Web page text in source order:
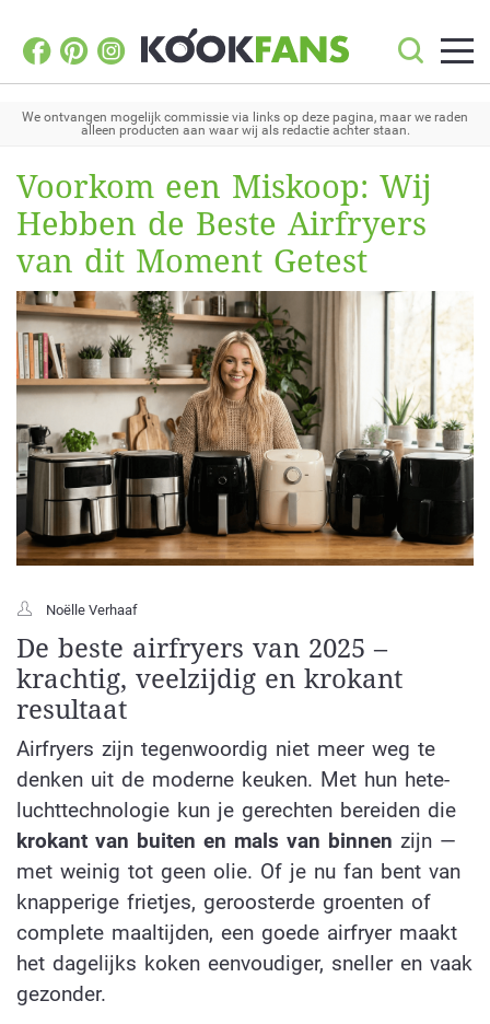
We ontvangen mogelijk commissie via links op deze pagina, maar we raden
alleen producten aan waar wij als redactie achter staan.
Voorkom een Miskoop: Wij
Hebben de Beste Airfryers
van dit Moment Getest
Noëlle Verhaaf
De beste airfryers van 2025 –
krachtig, veelzijdig en krokant
resultaat
Airfryers zijn tegenwoordig niet meer weg te
denken uit de moderne keuken. Met hun hete-
luchttechnologie kun je gerechten bereiden die
krokant van buiten en mals van binnen zijn —
met weinig tot geen olie. Of je nu fan bent van
knapperige frietjes, geroosterde groenten of
complete maaltijden, een goede airfryer maakt
het dagelijks koken eenvoudiger, sneller en vaak
gezonder.